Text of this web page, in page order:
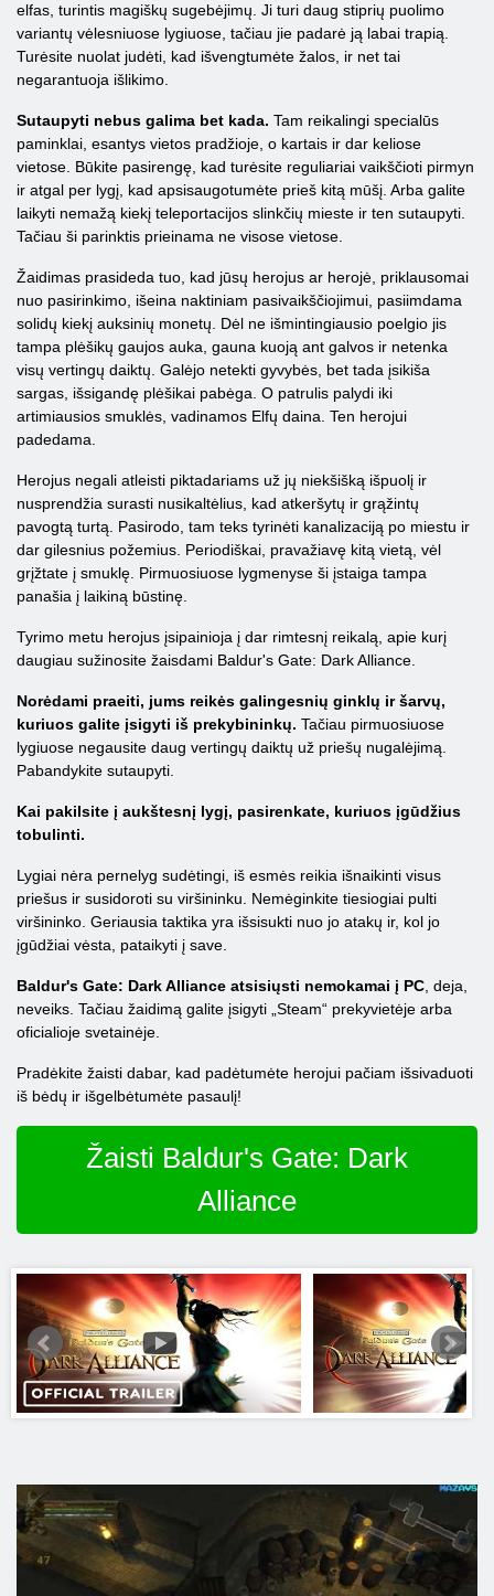
elfas, turintis magiškų sugebėjimų. Ji turi daug stiprių puolimo
variantų vėlesniuose lygiuose, tačiau jie padarė ją labai trapią.
Turėsite nuolat judėti, kad išvengtumėte žalos, ir net tai
negarantuoja išlikimo.
Sutaupyti nebus galima bet kada. Tam reikalingi specialūs
paminklai, esantys vietos pradžioje, o kartais ir dar keliose
vietose. Būkite pasirengę, kad turėsite reguliariai vaikščioti pirmyn
ir atgal per lygį, kad apsisaugotumėte prieš kitą mūšį. Arba galite
laikyti nemažą kiekį teleportacijos slinkčių mieste ir ten sutaupyti.
Tačiau ši parinktis prieinama ne visose vietose.
Žaidimas prasideda tuo, kad jūsų herojus ar herojė, priklausomai
nuo pasirinkimo, išeina naktiniam pasivaikščiojimui, pasiimdama
solidų kiekį auksinių monetų. Dėl ne išmintingiausio poelgio jis
tampa plėšikų gaujos auka, gauna kuoją ant galvos ir netenka
visų vertingų daiktų. Galėjo netekti gyvybės, bet tada įsikiša
sargas, išsigandę plėšikai pabėga. O patrulis palydi iki
artimiausios smuklės, vadinamos Elfų daina. Ten herojui
padedama.
Herojus negali atleisti piktadariams už jų niekšišką išpuolį ir
nusprendžia surasti nusikaltėlius, kad atkeršytų ir grąžintų
pavogtą turtą. Pasirodo, tam teks tyrinėti kanalizaciją po miestu ir
dar gilesnius požemius. Periodiškai, pravažiavę kitą vietą, vėl
grįžtate į smuklę. Pirmuosiuose lygmenyse ši įstaiga tampa
panašia į laikiną būstinę.
Tyrimo metu herojus įsipainioja į dar rimtesnį reikalą, apie kurį
daugiau sužinosite žaisdami Baldur's Gate: Dark Alliance.
Norėdami praeiti, jums reikės galingesnių ginklų ir šarvų,
kuriuos galite įsigyti iš prekybininkų. Tačiau pirmuosiuose
lygiuose negausite daug vertingų daiktų už priešų nugalėjimą.
Pabandykite sutaupyti.
Kai pakilsite į aukštesnį lygį, pasirenkate, kuriuos įgūdžius
tobulinti.
Lygiai nėra pernelyg sudėtingi, iš esmės reikia išnaikinti visus
priešus ir susidoroti su viršininku. Nemėginkite tiesiogiai pulti
viršininko. Geriausia taktika yra išsisukti nuo jo atakų ir, kol jo
įgūdžiai vėsta, pataikyti į save.
Baldur's Gate: Dark Alliance atsisiųsti nemokamai į PC , deja,
neveiks. Tačiau žaidimą galite įsigyti „Steam“ prekyvietėje arba
oficialioje svetainėje.
Pradėkite žaisti dabar, kad padėtumėte herojui pačiam išsivaduoti
iš bėdų ir išgelbėtumėte pasaulį!
Žaisti Baldur's Gate: Dark
Alliance